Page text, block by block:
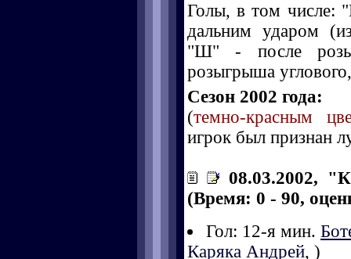
Голы, в том числе:
дальним ударом
"Ш" - после
розыгрыша
Сезон 2002 года:
(темно-красным
игрок был признан
08.03.2002,
(Время: 0 - 90,
Гол: 12-я мин.
Каряка Андрей, )